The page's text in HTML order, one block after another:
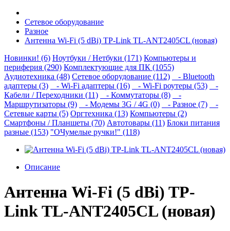
Сетевое оборудование
Разное
Антенна Wi-Fi (5 dBi) TP-Link TL-ANT2405CL (новая)
Новинки! (6) Ноутбуки / Нетбуки (171) Компьютеры и
периферия (290) Комплектующие для ПК (1055)
Аудиотехника (48) Сетевое оборудование (112)
- Bluetooth
адаптеры (3)
- Wi-Fi адаптеры (16) - Wi-Fi роутеры (53)
-
Кабели / Переходники (11)
- Коммутаторы (8)
-
Маршрутизаторы (9)
- Модемы 3G / 4G (0) - Разное (7)
-
Сетевые карты (5) Оргтехника (13) Компьютеры (2)
Смартфоны / Планшеты (70) Автотовары (11) Блоки питания
разные (153) "ОЧумелые ручки!" (118)
Описание
Антенна Wi-Fi (5 dBi) TP-
Link TL-ANT2405CL (новая)